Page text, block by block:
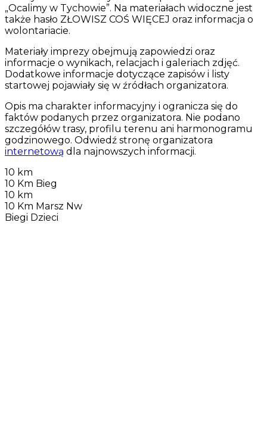
„Ocalimy w Tychowie”. Na materiałach widoczne jest
także hasło ZŁOWISZ COŚ WIĘCEJ oraz informacja o
wolontariacie.
Materiały imprezy obejmują zapowiedzi oraz
informacje o wynikach, relacjach i galeriach zdjęć.
Dodatkowe informacje dotyczące zapisów i listy
startowej pojawiały się w źródłach organizatora.
Opis ma charakter informacyjny i ogranicza się do
faktów podanych przez organizatora. Nie podano
szczegółów trasy, profilu terenu ani harmonogramu
godzinowego. Odwiedź stronę organizatora
internetową dla najnowszych informacji.
10 km
10 Km Bieg
10 km
10 Km Marsz Nw
Biegi Dzieci